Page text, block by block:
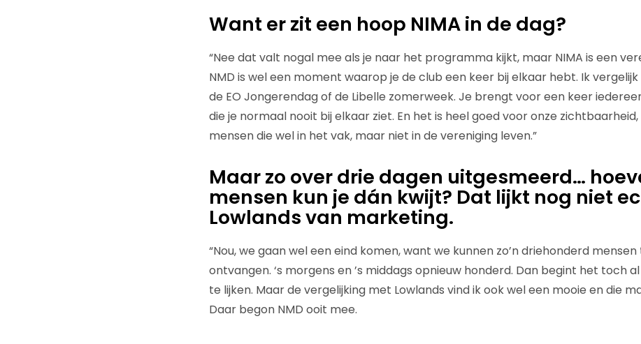
Want er zit een hoop NIMA in de dag?
“Nee dat valt nogal mee als je naar het programma kijkt, maar NIMA is een
NMD is wel een moment waarop je de club een keer bij elkaar hebt. Ik
de EO Jongerendag of de Libelle zomerweek. Je brengt voor een keer
die je normaal nooit bij elkaar ziet. En het is heel goed voor onze
mensen die wel in het vak, maar niet in de vereniging leven.”
Maar zo over drie dagen uitgesmeerd…
mensen kun je dán kwijt? Dat lijkt nog niet
Lowlands van marketing.
“Nou, we gaan wel een eind komen, want we kunnen zo’n driehonderd
ontvangen. ‘s morgens en ’s middags opnieuw honderd. Dan begint het toch
te lijken. Maar de vergelijking met Lowlands vind ik ook wel een mooie en die
Daar begon NMD ooit mee.